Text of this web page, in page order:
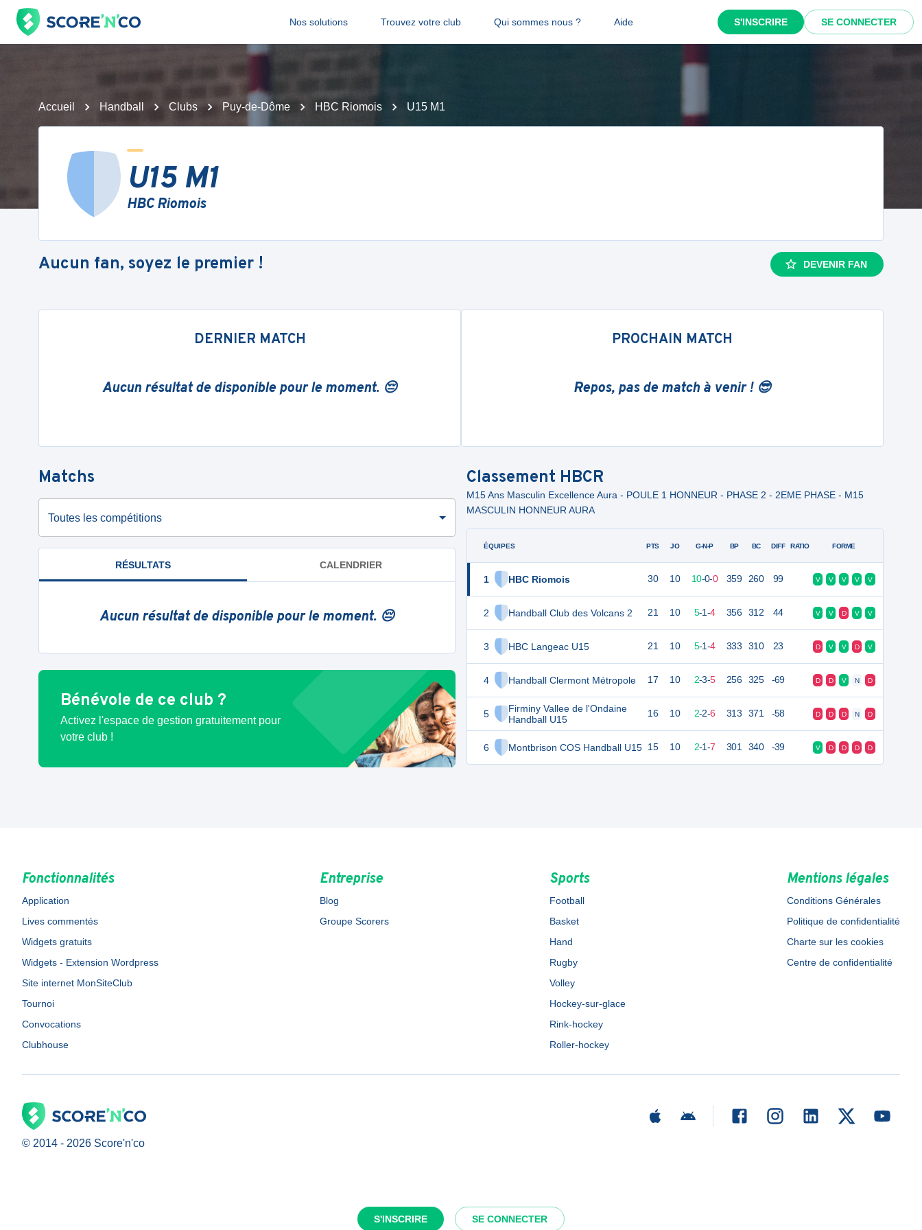
Nos solutions Trouvez votre club Qui sommes nous ? Aide S'INSCRIRE SE CONNECTER
S'INSCRIRE SE CONNECTER
Accueil Handball Clubs Puy-de-Dôme HBC Riomois U15 M1
U15 M1
HBC Riomois
Aucun fan, soyez le premier ! DEVENIR FAN
DERNIER MATCH
Aucun résultat de disponible pour le moment. 😔
PROCHAIN MATCH
Repos, pas de match à venir ! 😎
Matchs
Toutes les compétitions
RÉSULTATS CALENDRIER
Aucun résultat de disponible pour le moment. 😔
Bénévole de ce club ?
Activez l'espace de gestion gratuitement pour
votre club !
Classement HBCR
M15 Ans Masculin Excellence Aura - POULE 1 HONNEUR - PHASE 2 - 2EME PHASE - M15
MASCULIN HONNEUR AURA
ÉQUIPES
1 HBC Riomois
2 Handball Club des Volcans 2
3 HBC Langeac U15
4 Handball Clermont Métropole
5
Firminy Vallee de l'Ondaine
Handball U15
6 Montbrison COS Handball U15
PTS JO G-N-P BP BC DIFF RATIO FORME
30 10 10-0-0 359 260 99 V V V V V
21 10 5-1-4 356 312 44 V V D V V
21 10 5-1-4 333 310 23 D V V D V
17 10 2-3-5 256 325 -69 D D V N D
16 10 2-2-6 313 371 -58 D D D N D
15 10 2-1-7 301 340 -39 V D D D D
Fonctionnalités
Application
Lives commentés
Widgets gratuits
Widgets - Extension Wordpress
Site internet MonSiteClub
Tournoi
Convocations
Clubhouse
Entreprise
Blog
Groupe Scorers
Sports
Football
Basket
Hand
Rugby
Volley
Hockey-sur-glace
Rink-hockey
Roller-hockey
Mentions légales
Conditions Générales
Politique de confidentialité
Charte sur les cookies
Centre de confidentialité
© 2014 - 2026 Score'n'co